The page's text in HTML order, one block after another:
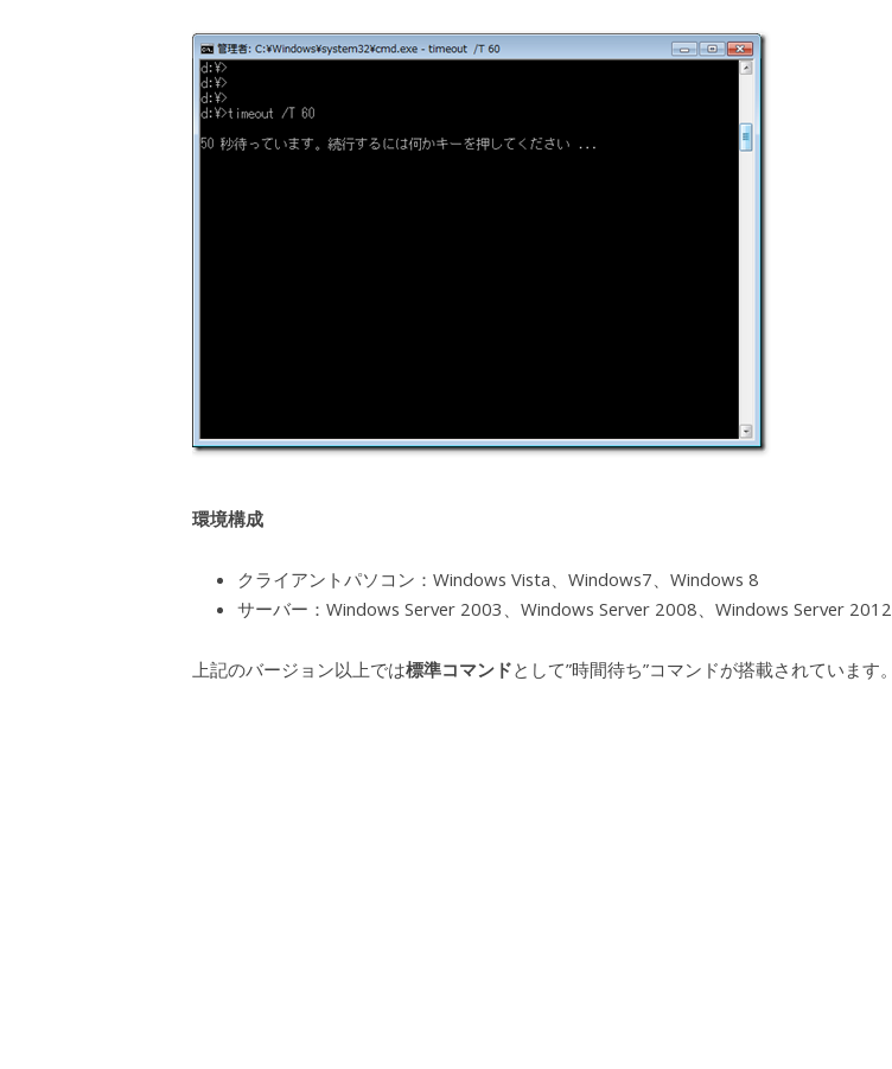
環境構成
クライアントパソコン：Windows Vista、Windows7、Windows 8
サーバー：Windows Server 2003、Windows Server 2008、Windows Server 2012
上記のバージョン以上では標準コマンドとして”時間待ち”コマンドが搭載されています。